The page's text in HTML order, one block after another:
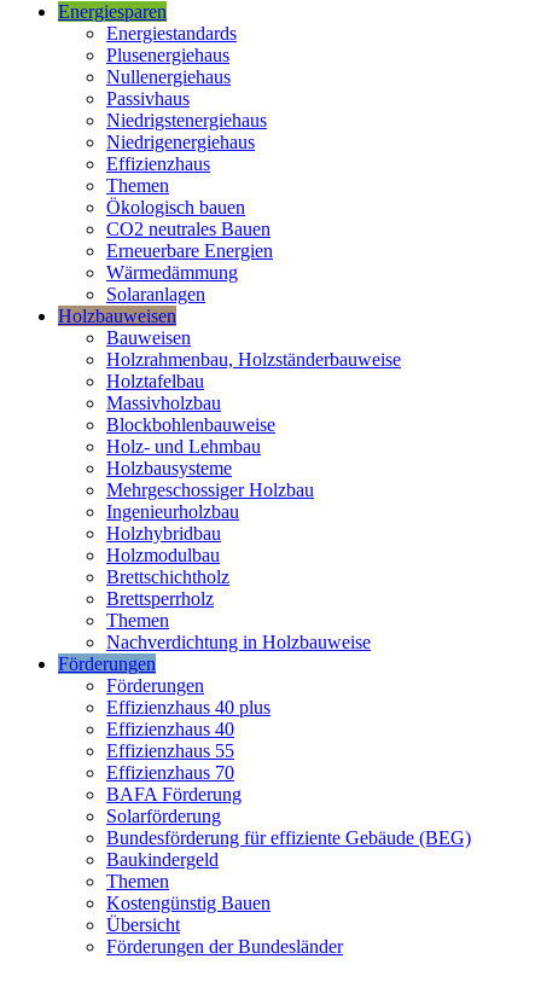
Energiesparen
Energiestandards
Plusenergiehaus
Nullenergiehaus
Passivhaus
Niedrigstenergiehaus
Niedrigenergiehaus
Effizienzhaus
Themen
Ökologisch bauen
CO2 neutrales Bauen
Erneuerbare Energien
Wärmedämmung
Solaranlagen
Holzbauweisen
Bauweisen
Holzrahmenbau, Holzständerbauweise
Holztafelbau
Massivholzbau
Blockbohlenbauweise
Holz- und Lehmbau
Holzbausysteme
Mehrgeschossiger Holzbau
Ingenieurholzbau
Holzhybridbau
Holzmodulbau
Brettschichtholz
Brettsperrholz
Themen
Nachverdichtung in Holzbauweise
Förderungen
Förderungen
Effizienzhaus 40 plus
Effizienzhaus 40
Effizienzhaus 55
Effizienzhaus 70
BAFA Förderung
Solarförderung
Bundesförderung für effiziente Gebäude (BEG)
Baukindergeld
Themen
Kostengünstig Bauen
Übersicht
Förderungen der Bundesländer